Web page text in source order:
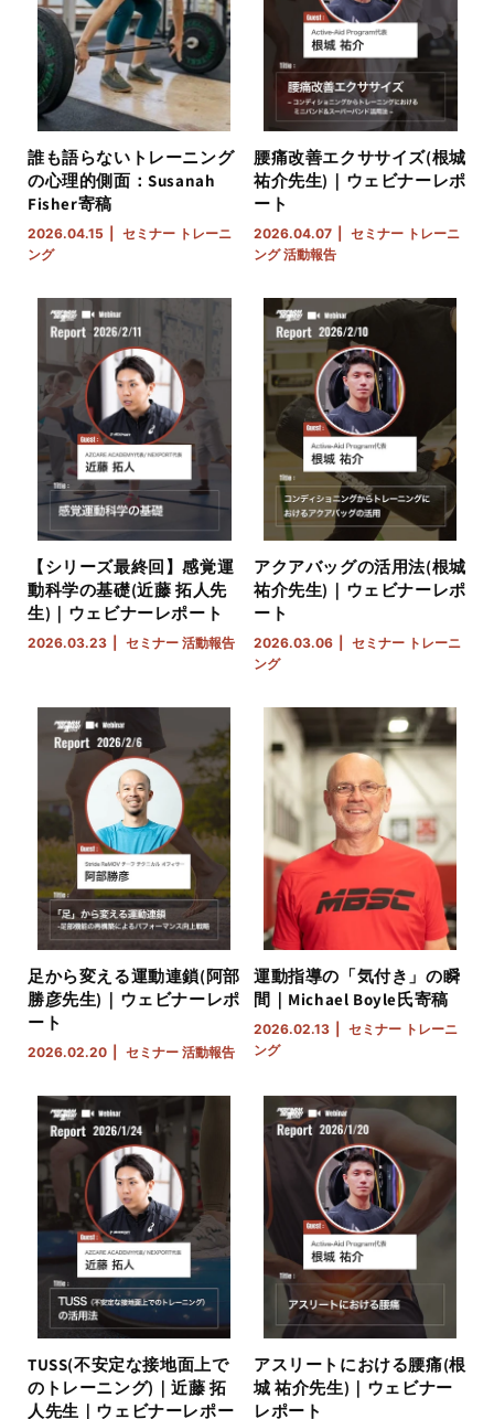
誰も語らないトレーニング
の心理的側面：Susanah
Fisher寄稿
2026.04.15 セミナー トレーニ
ング
腰痛改善エクササイズ(根城
祐介先生)｜ウェビナーレポ
ート
2026.04.07 セミナー トレーニ
ング 活動報告
【シリーズ最終回】感覚運
動科学の基礎(近藤 拓人先
生)｜ウェビナーレポート
2026.03.23 セミナー 活動報告
アクアバッグの活用法(根城
祐介先生)｜ウェビナーレポ
ート
2026.03.06 セミナー トレーニ
ング
足から変える運動連鎖(阿部
勝彦先生)｜ウェビナーレポ
ート
2026.02.20 セミナー 活動報告
運動指導の「気付き」の瞬
間｜Michael Boyle氏寄稿
2026.02.13 セミナー トレーニ
ング
TUSS(不安定な接地面上で
のトレーニング)｜近藤 拓
人先生｜ウェビナーレポー
アスリートにおける腰痛(根
城 祐介先生)｜ウェビナー
レポート